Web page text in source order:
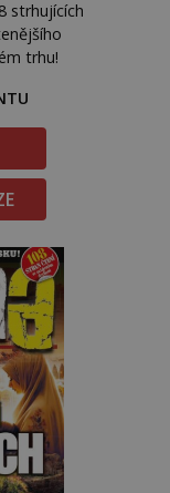
strhujících
trhu!